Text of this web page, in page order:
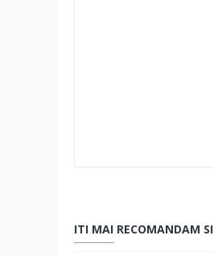
ITI MAI RECOMANDAM SI